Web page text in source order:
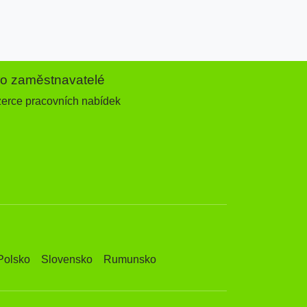
zaměstnavatelé
pracovních nabídek
Slovensko Rumunsko